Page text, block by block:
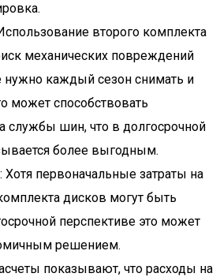
второго комплекта
механических повреждений
нужно каждый сезон снимать и
может способствовать
службы шин, что в долгосрочной
более выгодным.
: Хотя первоначальные затраты на
дисков могут быть
перспективе это может
решением.
показывают, что расходы на